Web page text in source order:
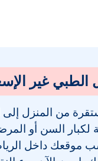
الطبي غير
من المنزل إلى
السن أو
داخل